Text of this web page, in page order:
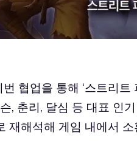
협업을 통해 ‘스트리
, 춘리, 달심 등 대표 인
재해석해 게임 내에서